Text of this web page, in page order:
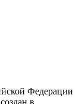
Федерации
в